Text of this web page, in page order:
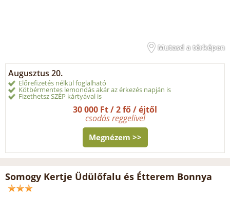
Mutasd a térképen
Augusztus 20.
Előrefizetés nélkül foglalható
Kötbérmentes lemondás akár az érkezés napján is
Fizethetsz SZÉP kártyával is
30 000 Ft / 2 fő / éjtől
csodás reggelivel
Megnézem >>
Somogy Kertje Üdülőfalu és Étterem Bonnya